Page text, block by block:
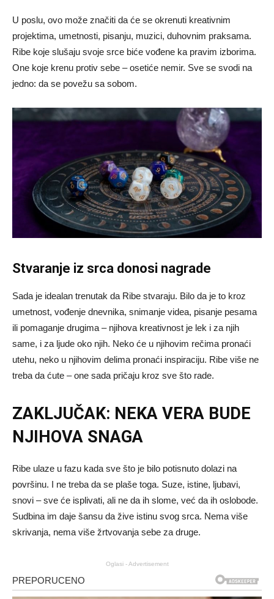
U poslu, ovo može značiti da će se okrenuti kreativnim
projektima, umetnosti, pisanju, muzici, duhovnim praksama.
Ribe koje slušaju svoje srce biće vođene ka pravim izborima.
One koje krenu protiv sebe – osetiće nemir. Sve se svodi na
jedno: da se povežu sa sobom.
Stvaranje iz srca donosi nagrade
Sada je idealan trenutak da Ribe stvaraju. Bilo da je to kroz
umetnost, vođenje dnevnika, snimanje videa, pisanje pesama
ili pomaganje drugima – njihova kreativnost je lek i za njih
same, i za ljude oko njih. Neko će u njihovim rečima pronaći
utehu, neko u njihovim delima pronaći inspiraciju. Ribe više ne
treba da ćute – one sada pričaju kroz sve što rade.
ZAKLJUČAK: NEKA VERA BUDE
NJIHOVA SNAGA
Ribe ulaze u fazu kada sve što je bilo potisnuto dolazi na
površinu. I ne treba da se plaše toga. Suze, istine, ljubavi,
snovi – sve će isplivati, ali ne da ih slome, već da ih oslobode.
Sudbina im daje šansu da žive istinu svog srca. Nema više
skrivanja, nema više žrtvovanja sebe za druge.
Oglasi - Advertisement